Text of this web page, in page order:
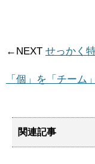
←NEXT せっかく
「個」を「チーム
関連記事